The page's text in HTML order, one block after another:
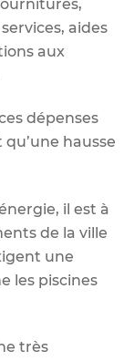
aides
aux
dépenses
hausse
il est à
de la ville
une
les piscines
très